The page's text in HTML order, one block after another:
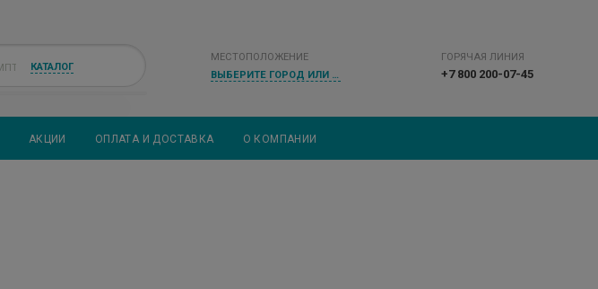
КАТАЛОГ
МЕСТОПОЛОЖЕНИЕ
ВЫБЕРИТЕ ГОРОД ИЛИ НАСЕЛЕННЫЙ ПУНКТ
ГОРЯЧАЯ ЛИНИЯ
+7 800 200-07-45
АКЦИИ ОПЛАТА И ДОСТАВКА О КОМПАНИИ